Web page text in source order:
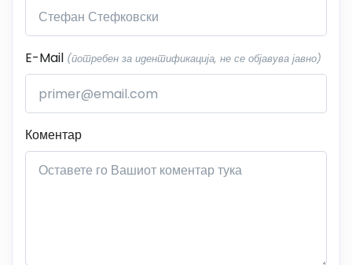
E-Mail (потребен за идентификација, не се објавува јавно)
Коментар